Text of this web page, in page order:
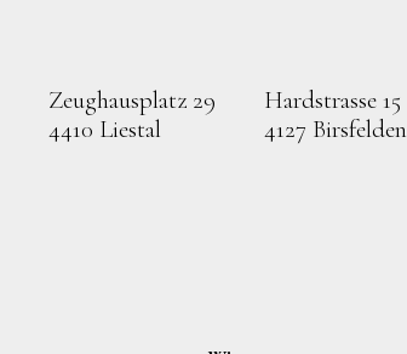
Zeughausplatz 29
4410 Liestal
Hardstrasse 15
4127 Birsfelden